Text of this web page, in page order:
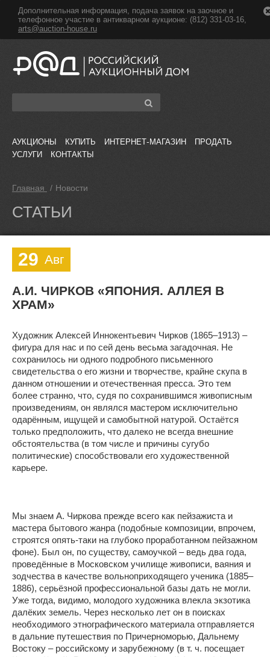
Дополнительная информация, подача заявок на заочное и
телефонное участие в антикварном аукционе: (812) 331-03-16,
arts@auction-house.ru
АУКЦИОНЫ КУПИТЬ ИНТЕРНЕТ-МАГАЗИН
ПРОДАТЬ
УСЛУГИ
КОНТАКТЫ
Главная / Новости
СТАТЬИ
29 Авг
А.И. ЧИРКОВ «ЯПОНИЯ. АЛЛЕЯ В
ХРАМ»
Художник Алексей Иннокентьевич Чирков (1865–1913) –
фигура для нас и по сей день весьма загадочная. Не
сохранилось ни одного подробного письменного
свидетельства о его жизни и творчестве, крайне скупа в
данном отношении и отечественная пресса. Это тем
более странно, что, судя по сохранившимся живописным
произведениям, он являлся мастером исключительно
одарённым, ищущей и самобытной натурой. Остаётся
только предположить, что далеко не всегда внешние
обстоятельства (в том числе и причины сугубо
политические) способствовали его художественной
карьере.
Мы знаем А. Чиркова прежде всего как пейзажиста и
мастера бытового жанра (подобные композиции, впрочем,
строятся опять-таки на глубоко проработанном пейзажном
фоне). Был он, по существу, самоучкой – ведь два года,
проведённые в Московском училище живописи, ваяния и
зодчества в качестве вольноприходящего ученика (1885–
1886), серьёзной профессиональной базы дать не могли.
Уже тогда, видимо, молодого художника влекла экзотика
далёких земель. Через несколько лет он в поисках
необходимого этнографического материала отправляется
в дальние путешествия по Причерноморью, Дальнему
Востоку – российскому и зарубежному (в т. ч. посещает